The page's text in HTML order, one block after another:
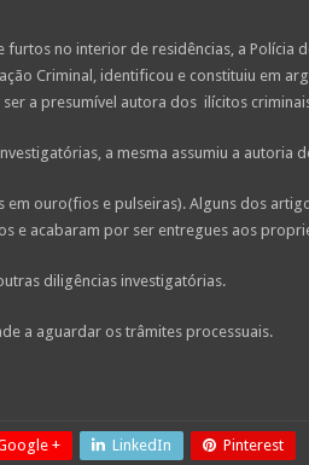
no interior de residências, a Polícia
Criminal, identificou e constituiu em
a presumível autora dos ilícitos
a mesma assumiu a autoria
ouro(fios e pulseiras). Alguns dos
e acabaram por ser entregues aos
diligências investigatórias.
a aguardar os trâmites processuais.
+ LinkedIn Pinterest